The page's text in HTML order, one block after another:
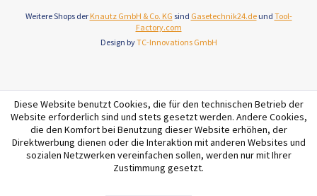
Weitere Shops der Knautz GmbH & Co. KG sind Gasetechnik24.deund Tool-
Factory.com
Design byTC-Innovations GmbH
Diese Website benutzt Cookies, die für den technischen Betrieb der
Website erforderlich sind und stets gesetzt werden. Andere Cookies,
die den Komfort bei Benutzung dieser Website erhöhen, der
Direktwerbung dienen oder die Interaktion mit anderen Websites und
sozialen Netzwerken vereinfachen sollen, werden nur mit Ihrer
Zustimmung gesetzt.